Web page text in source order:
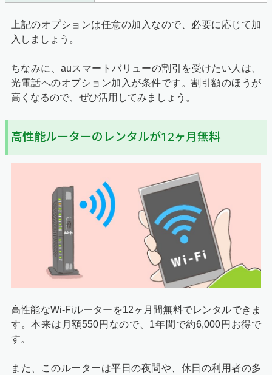
上記のオプションは任意の加入なので、必要に応じて加
入しましょう。
ちなみに、auスマートバリューの割引を受けたい人は、
光電話へのオプション加入が条件です。割引額のほうが
高くなるので、ぜひ活用してみましょう。
高性能ルーターのレンタルが12ヶ月無料
高性能なWi-Fiルーターを12ヶ月間無料でレンタルできま
す。本来は月額550円なので、1年間で約6,000円お得で
す。
また、このルーターは平日の夜間や、休日の利用者の多